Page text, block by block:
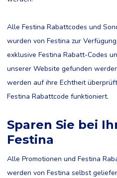
Alle Festina Rabattcodes und
wurden von Festina zur
exklusive Festina Rabatt-Codes
unserer Website gefunden
werden auf ihre Echtheit
Festina Rabattcode funktioniert.
Sparen Sie bei
Festina
Alle Promotionen und Festina
werden von Festina selbst